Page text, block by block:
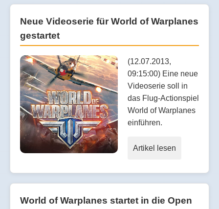
Neue Videoserie für World of Warplanes
gestartet
(12.07.2013,
09:15:00) Eine neue
Videoserie soll in
das Flug-Actionspiel
World of Warplanes
einführen.
Artikel lesen
World of Warplanes startet in die Open